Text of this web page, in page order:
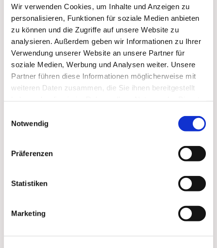
Wir verwenden Cookies, um Inhalte und Anzeigen zu
personalisieren, Funktionen für soziale Medien anbieten
zu können und die Zugriffe auf unsere Website zu
analysieren. Außerdem geben wir Informationen zu Ihrer
Verwendung unserer Website an unsere Partner für
soziale Medien, Werbung und Analysen weiter. Unsere
Partner führen diese Informationen möglicherweise mit
weiteren Daten zusammen, die Sie ihnen bereitgestellt
Notwendig
Präferenzen
Statistiken
Marketing
Heilige Dreifaltigkeit, Stralsund,
Frankenwall 7, 18439 Stralsund